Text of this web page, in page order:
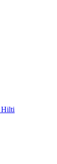
Hilti